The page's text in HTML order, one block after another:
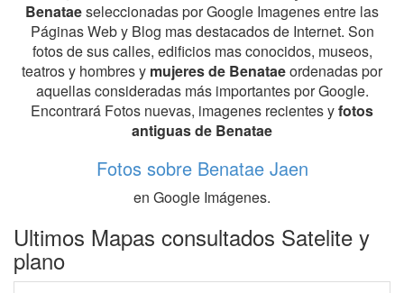
Benataeseleccionadas por Google Imagenes entre las
Páginas Web y Blog mas destacados de Internet. Son
fotos de sus calles, edificios mas conocidos, museos,
teatros y hombres y mujeres de Benataeordenadas por
aquellas consideradas más importantes por Google.
Encontrará Fotos nuevas, imagenes recientes yfotos
antiguas de Benatae
Fotos sobre Benatae Jaen
en Google Imágenes.
Ultimos Mapas consultados Satelite y
plano